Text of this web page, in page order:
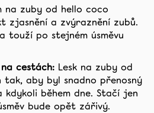
na zuby od hello coco
zjasnění a zvýraznění zubů.
touží po stejném úsměvu
cestách: Lesk na zuby od
aby byl snadno přenosný
během dne. Stačí jen
bude opět zářivý.